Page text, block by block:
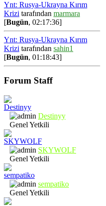
Ynt: Rusya-Ukrayna Kırım
Krizi tarafından marmara
[Bugün, 02:17:36]
Ynt: Rusya-Ukrayna Kırım
Krizi tarafından sahin1
[Bugün, 01:18:43]
Forum Staff
Destinyy
Genel Yetkili
SKYWOLF
Genel Yetkili
sempatiko
Genel Yetkili